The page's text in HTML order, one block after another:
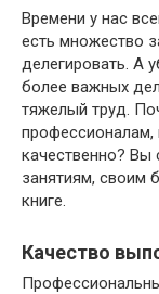
Времени у нас
есть множество
делегировать. А
более важных
тяжелый труд.
качественно?
занятиям, своим
книге.
Качество